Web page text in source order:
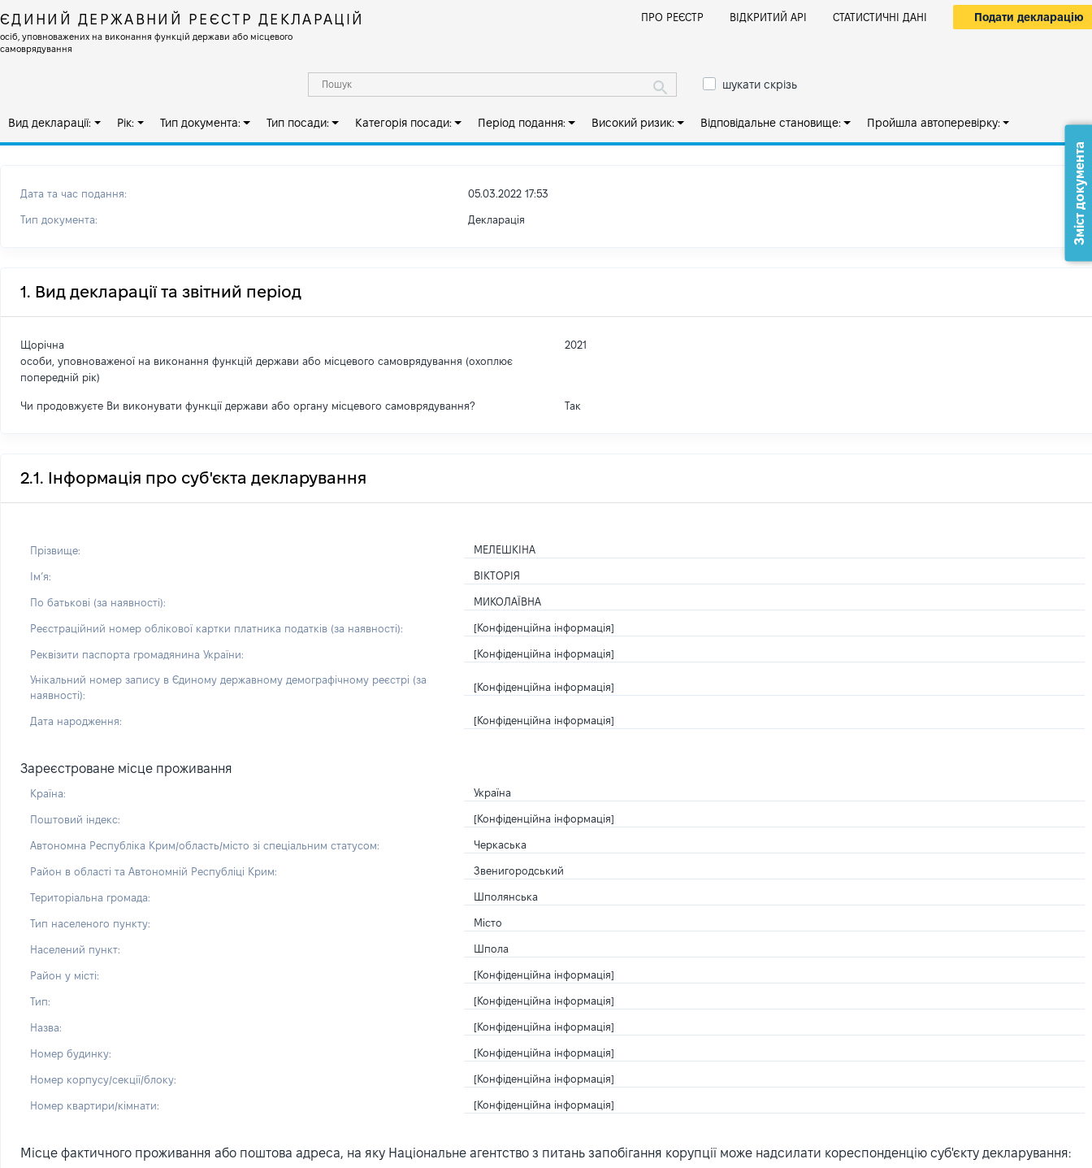
ЄДИНИЙ ДЕРЖАВНИЙ РЕЄСТР ДЕКЛАРАЦІЙ
осіб, уповноважених на виконання функцій держави або місцевого
самоврядування
ПРО РЕЄСТР ВІДКРИТИЙ АРІ СТАТИСТИЧНІ ДАНІ Подати декларацію
шукати скрізь
Вид декларації: Рік: Тип документа: Тип посади: Категорія посади: Період подання: Високий ризик: Відповідальне становище: Пройшла автоперевірку:
Дата та час подання: 05.03.2022 17:53
Тип документа: Декларація
1. Вид декларації та звітний період
Щорічна
особи, уповноваженої на виконання функцій держави або місцевого самоврядування (охоплює
попередній рік)
2021
Чи продовжуєте Ви виконувати функції держави або органу місцевого самоврядування? Так
2.1. Інформація про суб'єкта декларування
Прізвище: МЕЛЕШКІНА
Імʼя: ВІКТОРІЯ
По батькові (за наявності): МИКОЛАЇВНА
Реєстраційний номер облікової картки платника податків (за наявності): [Конфіденційна інформація]
Реквізити паспорта громадянина України: [Конфіденційна інформація]
Унікальний номер запису в Єдиному державному демографічному реєстрі (за
наявності):
[Конфіденційна інформація]
Дата народження: [Конфіденційна інформація]
Зареєстроване місце проживання
Країна: Україна
Поштовий індекс: [Конфіденційна інформація]
Автономна Республіка Крим/область/місто зі спеціальним статусом: Черкаська
Район в області та Автономній Республіці Крим: Звенигородський
Територіальна громада: Шполянська
Тип населеного пункту: Місто
Населений пункт: Шпола
Район у місті: [Конфіденційна інформація]
Тип: [Конфіденційна інформація]
Назва: [Конфіденційна інформація]
Номер будинку: [Конфіденційна інформація]
Номер корпусу/секції/блоку: [Конфіденційна інформація]
Номер квартири/кімнати: [Конфіденційна інформація]
Місце фактичного проживання або поштова адреса, на яку Національне агентство з питань запобігання корупції може надсилати кореспонденцію суб'єкту декларування:
Зміст документа